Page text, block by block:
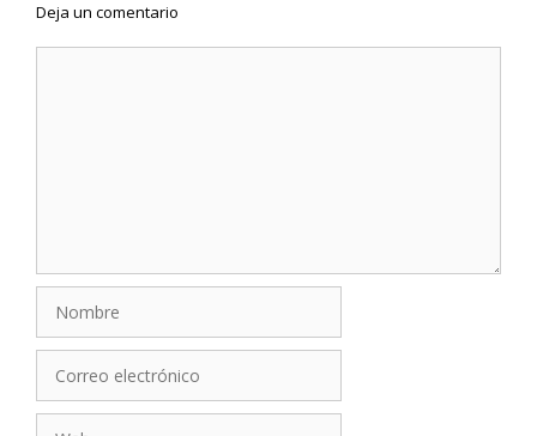
Deja un comentario
Comentario
Nombre
Correo
electrónico
Web